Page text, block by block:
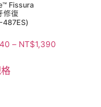
Fissura
修復
487ES)
– NT$1,390